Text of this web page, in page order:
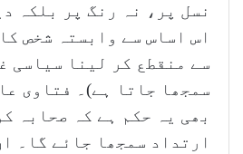
نسل پر، نہ رنگ پر بلکہ
اس اساس سے وابستہ شخص
سے منقطع کر لینا سیاسی
سمجھا جاتا ہے)۔ فتاوی
بھی یہ حکم ہے کہ صحابہ
ارتداد سمجھا جائے گا۔